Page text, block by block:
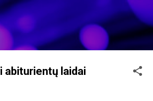
abiturientų laidai